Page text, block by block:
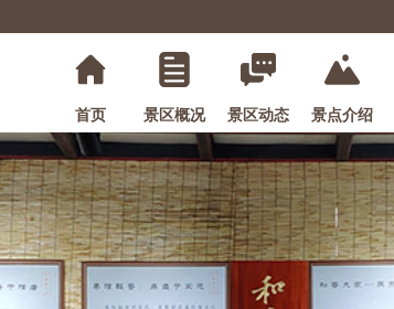
首页 景区概况 景区动态 景点介绍